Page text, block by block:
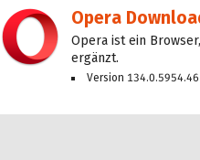
Opera
Opera ist ein
ergänzt.
Version 134.0.5954.46